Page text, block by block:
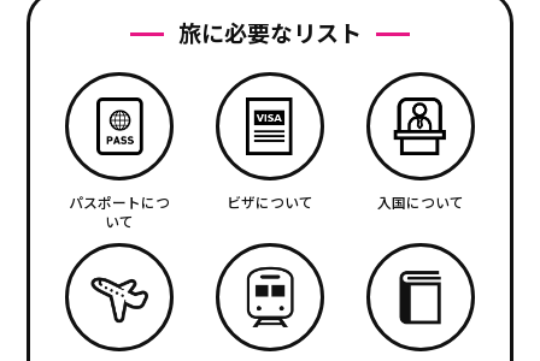
旅に必要なリスト
パスポートにつ
いて
ビザについて 入国について